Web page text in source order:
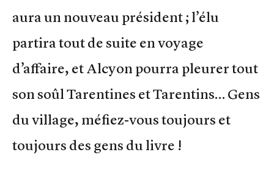
aura un nouveau président ; l’élu
partira tout de suite en voyage
d’affaire, et Alcyon pourra pleurer tout
son soûl Tarentines et Tarentins… Gens
du village, méfiez-vous toujours et
toujours des gens du livre !